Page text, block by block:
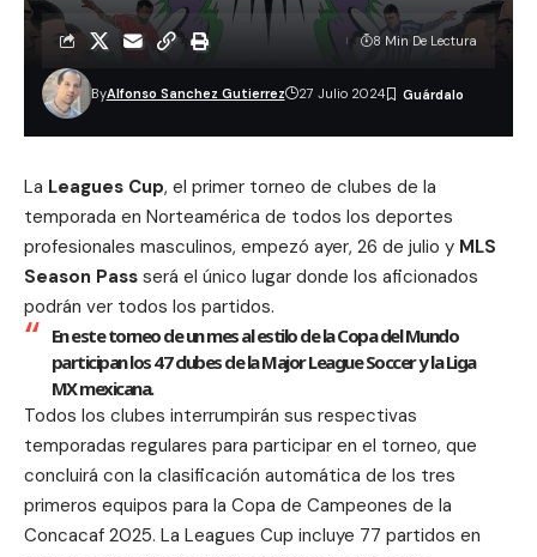
ByAlfonso Sanchez Gutierrez 27 Julio 2024
8 Min De Lectura
La Leagues Cup, el primer torneo de clubes de la
temporada en Norteamérica de todos los deportes
profesionales masculinos, empezó ayer, 26 de julio y MLS
Season Pass será el único lugar donde los aficionados
podrán ver todos los partidos.
En este torneo de un mes al estilo de la Copa del Mundo
participan los 47 clubes de la Major League Soccer y la Liga
MX mexicana.
Todos los clubes interrumpirán sus respectivas
temporadas regulares para participar en el torneo, que
concluirá con la clasificación automática de los tres
primeros equipos para la Copa de Campeones de la
Concacaf 2025. La Leagues Cup incluye 77 partidos en